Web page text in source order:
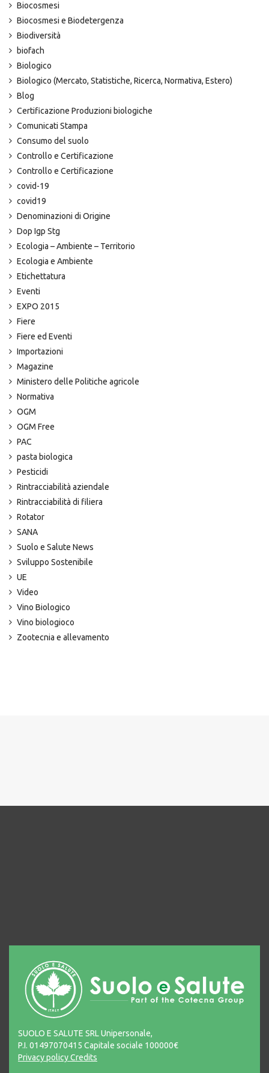
Biocosmesi
Biocosmesi e Biodetergenza
Biodiversità
biofach
Biologico
Biologico (Mercato, Statistiche, Ricerca, Normativa, Estero)
Blog
Certificazione Produzioni biologiche
Comunicati Stampa
Consumo del suolo
Controllo e Certificazione
Controllo e Certificazione
covid-19
covid19
Denominazioni di Origine
Dop Igp Stg
Ecologia – Ambiente – Territorio
Ecologia e Ambiente
Etichettatura
Eventi
EXPO 2015
Fiere
Fiere ed Eventi
Importazioni
Magazine
Ministero delle Politiche agricole
Normativa
OGM
OGM Free
PAC
pasta biologica
Pesticidi
Rintracciabilità aziendale
Rintracciabilità di filiera
Rotator
SANA
Suolo e Salute News
Sviluppo Sostenibile
UE
Video
Vino Biologico
Vino biologioco
Zootecnia e allevamento
SUOLO E SALUTE SRL Unipersonale,
P.I. 01497070415 Capitale sociale 100000€
Privacy policyCredits